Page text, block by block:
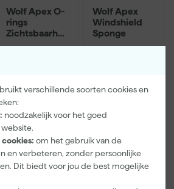
verschillende soorten cookies en
noodzakelijk voor het goed
om het gebruik van de
en verbeteren, zonder persoonlijke
Dit biedt voor jou de best mogelijke
Wolf Apex O-
rings
Zichtsbaarhei
dringen
12,99
incl. BTW
Wolf Apex
Windshield
Sponge
9,99